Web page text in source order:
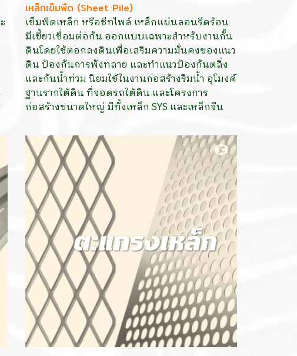
เหล็กเข็มพืด (Sheet Pile)
เข็มพืดเหล็ก หรือชีทไพล์ เหล็กแผ่นลอนรีดร้อน
มีเขี้ยวเชื่อมต่อกัน ออกแบบเฉพาะสำหรับงานกั้น
ดินโดยใช้ตอกลงดินเพื่อเสริมความมั่นคงของแนว
ดิน ป้องกันการพังทลาย และทำแนวป้องกันตลิ่ง
และกันน้ำท่วม นิยมใช้ในงานก่อสร้างริมน้ำ อุโมงค์
ฐานรากใต้ดิน ที่จอดรถใต้ดิน และโครงการ
ก่อสร้างขนาดใหญ่ มีทั้งเหล็ก SYS และเหล็กจีน